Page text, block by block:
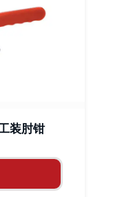
装肘钳